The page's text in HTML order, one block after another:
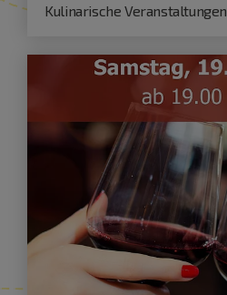
Kulinarische Veranstaltungen